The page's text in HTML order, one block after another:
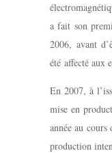
a fait son
2006, avant
été affecté aux
En 2007, à
mise en
année au
production